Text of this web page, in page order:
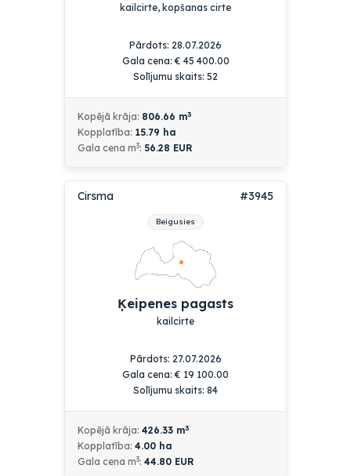
kailcirte, kopšanas cirte
Pārdots: 28.07.2026
Gala cena:€ 45 400.00
Solījumu skaits: 52
Kopējā krāja: 806.66 m3
Kopplatība: 15.79 ha
Gala cena m3: 56.28 EUR
Cirsma #3945
Beigusies
Ķeipenes pagasts
kailcirte
Pārdots: 27.07.2026
Gala cena:€ 19 100.00
Solījumu skaits: 84
Kopējā krāja: 426.33 m3
Kopplatība: 4.00 ha
Gala cena m3: 44.80 EUR